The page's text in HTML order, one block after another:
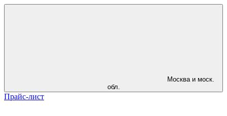
Москва и моск.
обл.
Прайс-лист